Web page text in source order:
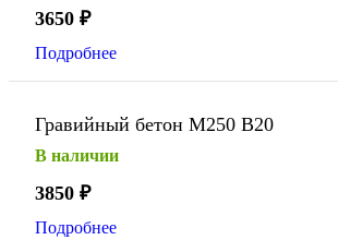
3650 ₽
Подробнее
Гравийный бетон М250 В20
В наличии
3850 ₽
Подробнее